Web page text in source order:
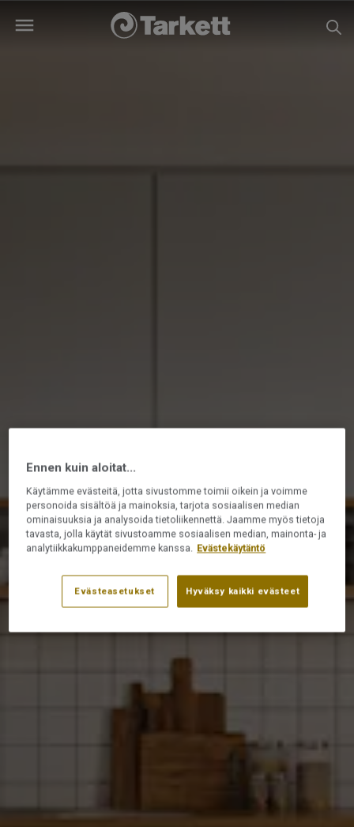
Ennen kuin aloitat...
Käytämme evästeitä, jotta sivustomme toimii oikein ja voimme
personoida sisältöä ja mainoksia, tarjota sosiaalisen median
ominaisuuksia ja analysoida tietoliikennettä. Jaamme myös tietoja
tavasta, jolla käytät sivustoamme sosiaalisen median, mainonta- ja
analytiikkakumppaneidemme kanssa. Evästekäytäntö
Evästeasetukset Hyväksy kaikki evästeet